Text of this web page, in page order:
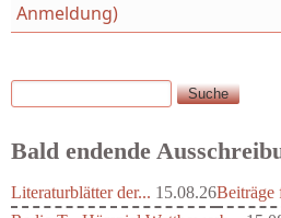
Anmeldung)
Suchformular
Suche
Bald endende
Literaturblätter der... 15.08.26Beiträge